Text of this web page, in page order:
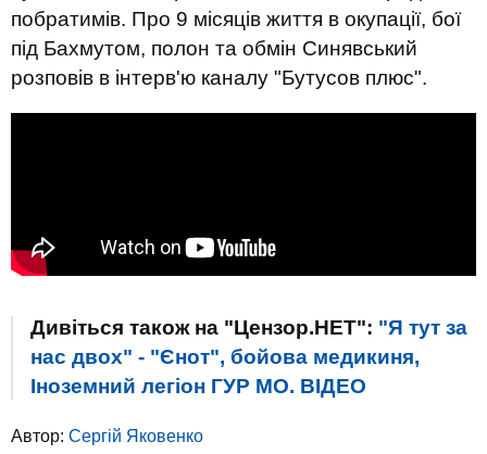
побратимів. Про 9 місяців життя в окупації, бої
під Бахмутом, полон та обмін Синявський
розповів в інтерв'ю каналу "Бутусов плюс".
Дивіться також на "Цензор.НЕТ": "Я тут за
нас двох" - "Єнот", бойова медикиня,
Іноземний легіон ГУР МО. ВIДЕО
Автор: Сергій Яковенко